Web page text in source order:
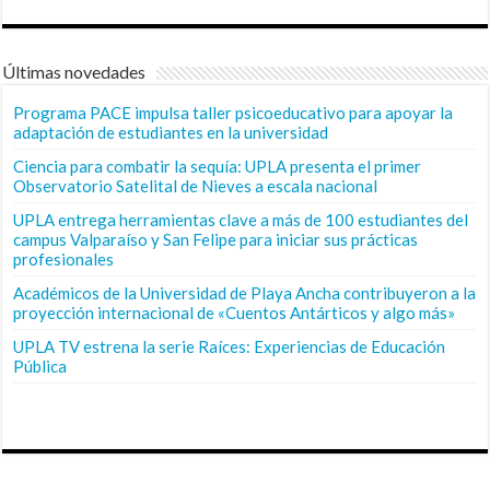
Últimas novedades
Programa PACE impulsa taller psicoeducativo para apoyar la
adaptación de estudiantes en la universidad
Ciencia para combatir la sequía: UPLA presenta el primer
Observatorio Satelital de Nieves a escala nacional
UPLA entrega herramientas clave a más de 100 estudiantes del
campus Valparaíso y San Felipe para iniciar sus prácticas
profesionales
Académicos de la Universidad de Playa Ancha contribuyeron a la
proyección internacional de «Cuentos Antárticos y algo más»
UPLA TV estrena la serie Raíces: Experiencias de Educación
Pública